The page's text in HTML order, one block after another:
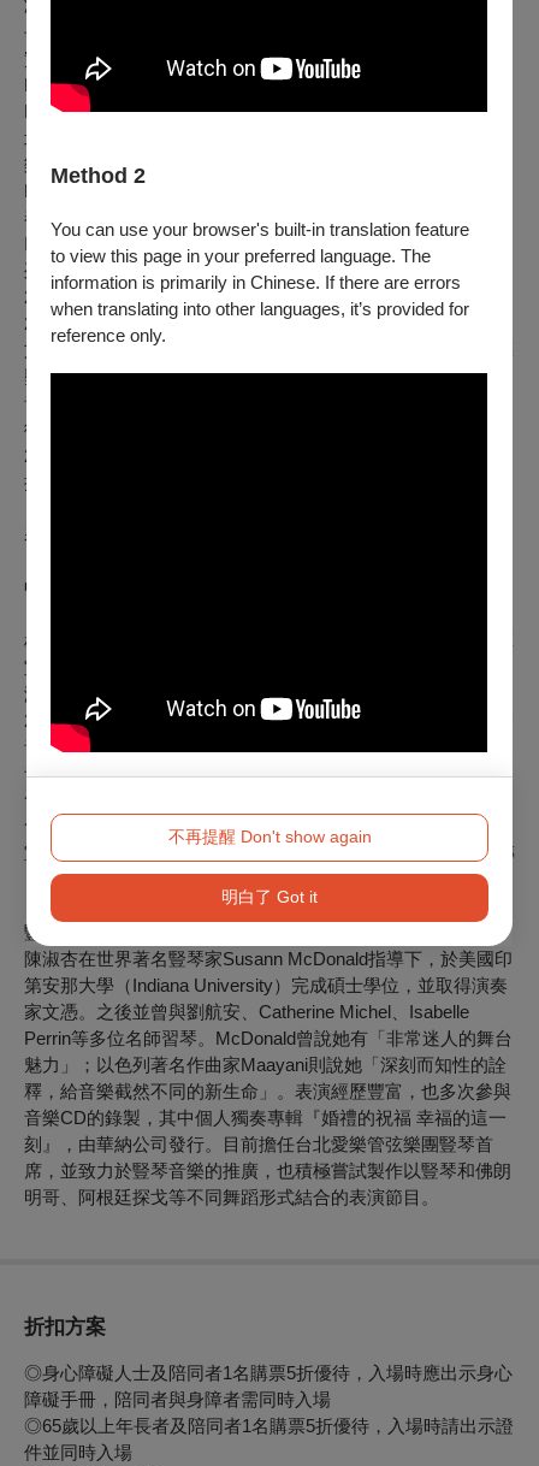
Method 2
You can use your browser's built-in translation feature
to view this page in your preferred language. The
information is primarily in Chinese. If there are errors
when translating into other languages, it’s provided for
reference only.
不再提醒 Don't show again
明白了 Got it
長笛演奏、導聆│陳惠湄
實踐大學音樂系專任副教授。法國巴黎索邦大學(Université de
Paris 4-Sorbonne)二十世紀音樂與音樂學博士(Grade de
Docteur, Musique et Musicologie du XXe Siècle)。曾於國立臺
北藝術大學、國立臺灣藝術大學、臺北市立大學、輔仁大學音
樂學系兼任多年，教授各式課程。曾任聯合實驗管弦樂團(現
NSO)長笛手；曾獲巴黎區國立音樂院(CNR de Paris)長笛演
奏、樂曲分析等高級班文憑；曾獲選為國家音樂廳樂壇新秀、
巴黎藝術村訪問音樂家，定期舉辦多場不同曲目長笛獨奏會系
列，並組合各式室內樂團體巡迴演出，也擔任協奏曲獨奏。
2014年受邀擔任釜山國際音樂節樂團客席長笛首席；2015-
2016年擔任台新藝術獎提名觀察人，2017年擔任第九屆總統
文化獎提名兼初審委員，2019年受邀擔任第二十一屆國家文藝
獎第一階段提名委員；定期擔任國藝會評審委員與國家教育院
音樂名詞審譯會委員。陳惠湄積極於國內外學術研討會發表學
術論文，在演講、演奏、音樂會導聆等各方面的活動頻繁。
2019年於中提琴大師今井信子(Nobuko Imai)在日本小樽之中
提琴音樂節演出。 2019-2022年之間舉辦個人獨奏會系列以及
表演藝術中心以及各場館演出。
中提琴│富澤直子
雄市立空中大學。1991年起活躍於台灣樂壇，並籌組「薰衣草
室內樂團」，在台灣及日本各地巡迴演出。2000年起系列音樂
演出有「中提琴的故事」、「tomy的安可音樂會」…等等。
2009年開始受中提琴教母今井信子委囑，每年在台灣舉辦國際
音樂節「Viola Space Taiwan」音樂活動。截至2024年止，此
音樂節已連續邁入第16年。並陸續舉辦過「給孕婦的音樂
會」、「給ㄚ公阿嬷聽的音樂會」、「給安寧病患的慈善音樂
會」。將音樂活力注入在不同年齡層的愛樂者身上。與俄羅斯
室內樂團合作錄製CD發行中, 出版中提琴教母 -- 今井信子自傳
「憧憬」一書。
豎琴│陳淑杏
陳淑杏在世界著名豎琴家Susann McDonald指導下，於美國印
第安那大學（Indiana University）完成碩士學位，並取得演奏
家文憑。之後並曾與劉航安、Catherine Michel、Isabelle
Perrin等多位名師習琴。McDonald曾說她有「非常迷人的舞台
魅力」；以色列著名作曲家Maayani則說她「深刻而知性的詮
釋，給音樂截然不同的新生命」。表演經歷豐富，也多次參與
音樂CD的錄製，其中個人獨奏專輯『婚禮的祝福 幸福的這一
刻』，由華納公司發行。目前擔任台北愛樂管弦樂團豎琴首
席，並致力於豎琴音樂的推廣，也積極嘗試製作以豎琴和佛朗
明哥、阿根廷探戈等不同舞蹈形式結合的表演節目。
折扣方案
◎身心障礙人士及陪同者1名購票5折優待，入場時應出示身心
障礙手冊，陪同者與身障者需同時入場
◎65歲以上年長者及陪同者1名購票5折優待，入場時請出示證
件並同時入場